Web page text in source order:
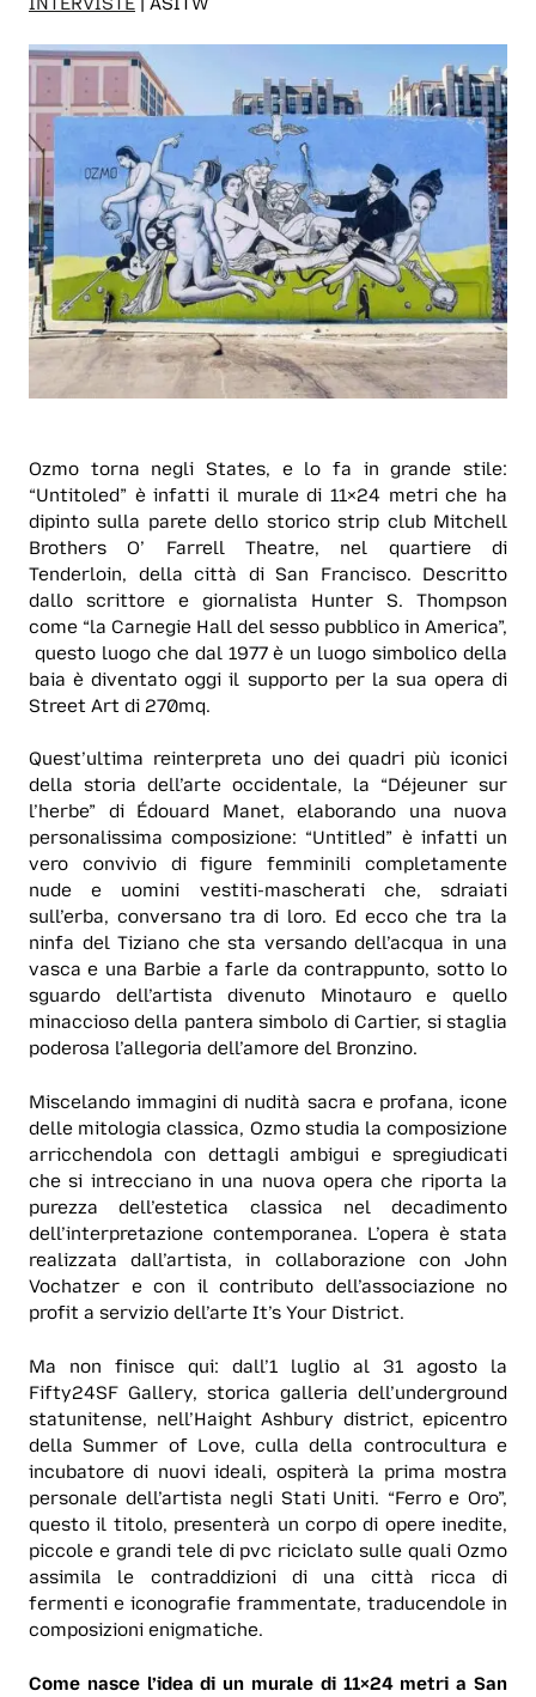
Ozmo torna negli States, e lo fa in grande stile:
“Untitoled” è infatti il murale di 11×24 metri che ha
dipinto sulla parete dello storico strip club Mitchell
Brothers O’ Farrell Theatre, nel quartiere di
Tenderloin, della città di San Francisco. Descritto
dallo scrittore e giornalista Hunter S. Thompson
come “la Carnegie Hall del sesso pubblico in America”,
questo luogo che dal 1977 è un luogo simbolico della
baia è diventato oggi il supporto per la sua opera di
Street Art di 270mq.
Quest’ultima reinterpreta uno dei quadri più iconici
della storia dell’arte occidentale, la “Déjeuner sur
l’herbe” di Édouard Manet, elaborando una nuova
personalissima composizione: “Untitled” è infatti un
vero convivio di figure femminili completamente
nude e uomini vestiti-mascherati che, sdraiati
sull’erba, conversano tra di loro. Ed ecco che tra la
ninfa del Tiziano che sta versando dell’acqua in una
vasca e una Barbie a farle da contrappunto, sotto lo
sguardo dell’artista divenuto Minotauro e quello
minaccioso della pantera simbolo di Cartier, si staglia
poderosa l’allegoria dell’amore del Bronzino.
Miscelando immagini di nudità sacra e profana, icone
delle mitologia classica, Ozmo studia la composizione
arricchendola con dettagli ambigui e spregiudicati
che si intrecciano in una nuova opera che riporta la
purezza dell’estetica classica nel decadimento
dell’interpretazione contemporanea. L’opera è stata
realizzata dall’artista, in collaborazione con John
Vochatzer e con il contributo dell’associazione no
profit a servizio dell’arte It’s Your District.
Ma non finisce qui: dall’1 luglio al 31 agosto la
Fifty24SF Gallery, storica galleria dell’underground
statunitense, nell’Haight Ashbury district, epicentro
della Summer of Love, culla della controcultura e
incubatore di nuovi ideali, ospiterà la prima mostra
personale dell’artista negli Stati Uniti. “Ferro e Oro”,
questo il titolo, presenterà un corpo di opere inedite,
piccole e grandi tele di pvc riciclato sulle quali Ozmo
assimila le contraddizioni di una città ricca di
fermenti e iconografie frammentate, traducendole in
composizioni enigmatiche.
Come nasce l’idea di un murale di 11×24 metri a San